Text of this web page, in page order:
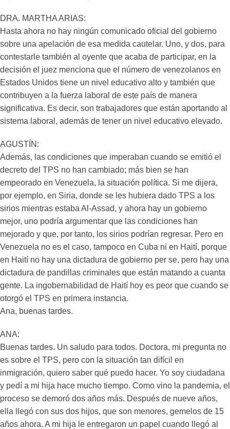
DRA. MARTHA ARIAS:
Hasta ahora no hay ningún comunicado oficial del gobierno
sobre una apelación de esa medida cautelar. Uno, y dos, para
contestarle también al oyente que acaba de participar, en la
decisión el juez menciona que el número de venezolanos en
Estados Unidos tiene un nivel educativo alto y también que
contribuyen a la fuerza laboral de este país de manera
significativa. Es decir, son trabajadores que están aportando al
sistema laboral, además de tener un nivel educativo elevado.
AGUSTÍN:
Además, las condiciones que imperaban cuando se emitió el
decreto del TPS no han cambiado; más bien se han
empeorado en Venezuela, la situación política. Si me dijera,
por ejemplo, en Siria, donde se les hubiera dado TPS a los
sirios mientras estaba Al-Assad, y ahora hay un gobierno
mejor, uno podría argumentar que las condiciones han
mejorado y que, por tanto, los sirios podrían regresar. Pero en
Venezuela no es el caso, tampoco en Cuba ni en Haití, porque
en Haití no hay una dictadura de gobierno per se, pero hay una
dictadura de pandillas criminales que están matando a cuanta
gente. La ingobernabilidad de Haití hoy es peor que cuando se
otorgó el TPS en primera instancia.
Ana, buenas tardes.
ANA:
Buenas tardes. Un saludo para todos. Doctora, mi pregunta no
es sobre el TPS, pero con la situación tan difícil en
inmigración, quiero saber qué puedo hacer. Yo soy ciudadana
y pedí a mi hija hace mucho tiempo. Como vino la pandemia, el
proceso se demoró dos años más. Después de nueve años,
ella llegó con sus dos hijos, que son menores, gemelos de 15
años ahora. A mi hija le entregaron un papel cuando llegó al